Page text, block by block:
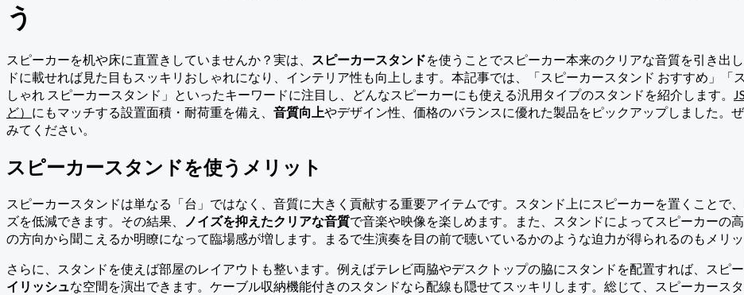
う
スピーカーを机や床に直置きしていませんか？実は、 スピーカースタンドを使うことでスピーカー本来のクリアな音質を引き出
ドに載せれば見た目もスッキリおしゃれになり、インテリア性も向上します。本記事では、「スピーカースタンド おすすめ」「
しゃれ スピーカースタンド」といったキーワードに注目し、どんなスピーカーにも使える汎用タイプのスタンドを紹介します。
ど） にもマッチする設置面積・耐荷重を備え、 音質向上やデザイン性、価格のバランスに優れた製品をピックアップしました。
みてください。
スピーカースタンドを使うメリット
スピーカースタンドは単なる「台」ではなく、音質に大きく貢献する重要アイテムです。スタンド上にスピーカーを置くことで
ズを低減できます。その結果、
ノイズを抑えたクリアな音質で音楽や映像を楽しめます。また、スタンドによってスピーカーの
の方向から聞こえるか明瞭になって臨場感が増します。まるで生演奏を目の前で聴いているかのような迫力が得られるのもメリッ
さらに、スタンドを使えば部屋のレイアウトも整います。例えばテレビ両脇やデスクトップの脇にスタンドを配置すれば、スピ
イリッシュな空間を演出できます。ケーブル収納機能付きのスタンドなら配線も隠せてスッキリします。総じて、スピーカース